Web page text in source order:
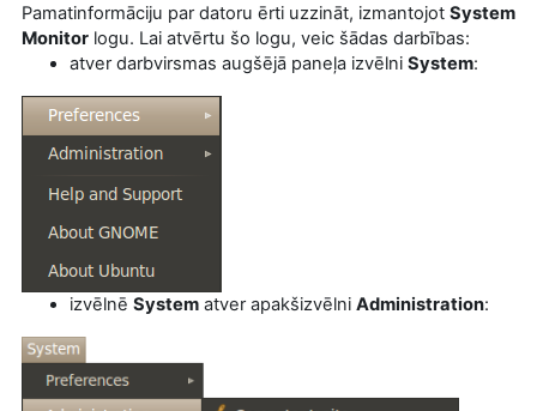
Pamatinformāciju par datoru ērti uzzināt, izmantojot System
Monitor logu. Lai atvērtu šo logu, veic šādas darbības:
atver darbvirsmas augšējā paneļa izvēlni System:
izvēlnē System atver apakšizvēlni Administration: